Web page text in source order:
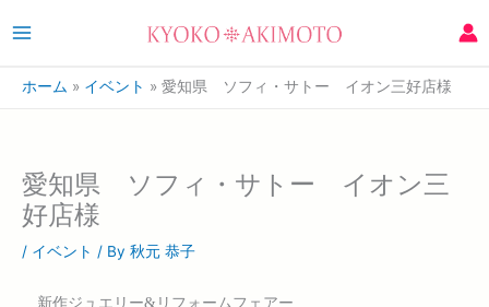
ホーム イベント 愛知県 ソフィ・サトー イオン三好店様
愛知県 ソフィ・サトー イオン三
好店様
/ イベント / By 秋元 恭子
新作ジュエリー&リフォームフェアー